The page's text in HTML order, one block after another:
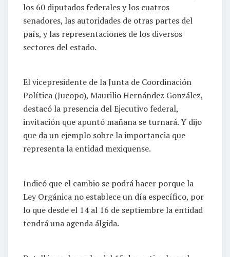
los 60 diputados federales y los cuatros
senadores, las autoridades de otras partes del
país, y las representaciones de los diversos
sectores del estado.
El vicepresidente de la Junta de Coordinación
Política (Jucopo), Maurilio Hernández González,
destacó la presencia del Ejecutivo federal,
invitación que apuntó mañana se turnará. Y dijo
que da un ejemplo sobre la importancia que
representa la entidad mexiquense.
Indicó que el cambio se podrá hacer porque la
Ley Orgánica no establece un día específico, por
lo que desde el 14 al 16 de septiembre la entidad
tendrá una agenda álgida.